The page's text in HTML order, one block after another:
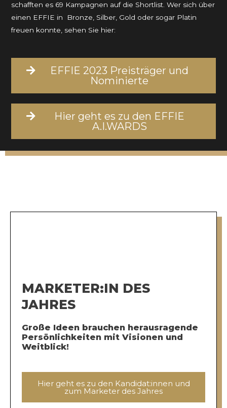
schafften es 69 Kampagnen auf die Shortlist. Wer sich über
einen EFFIE in Bronze, Silber, Gold oder sogar Platin
freuen konnte, sehen Sie hier:
EFFIE 2023 Preisträger und
Nominierte
Hier geht es zu den EFFIE
A.I.WARDS
MARKETER:IN DES
JAHRES
Große Ideen brauchen herausragende
Persönlichkeiten mit Visionen und
Weitblick!
Hier geht es zu den Kandidat:innen und
zum Marketer des Jahres